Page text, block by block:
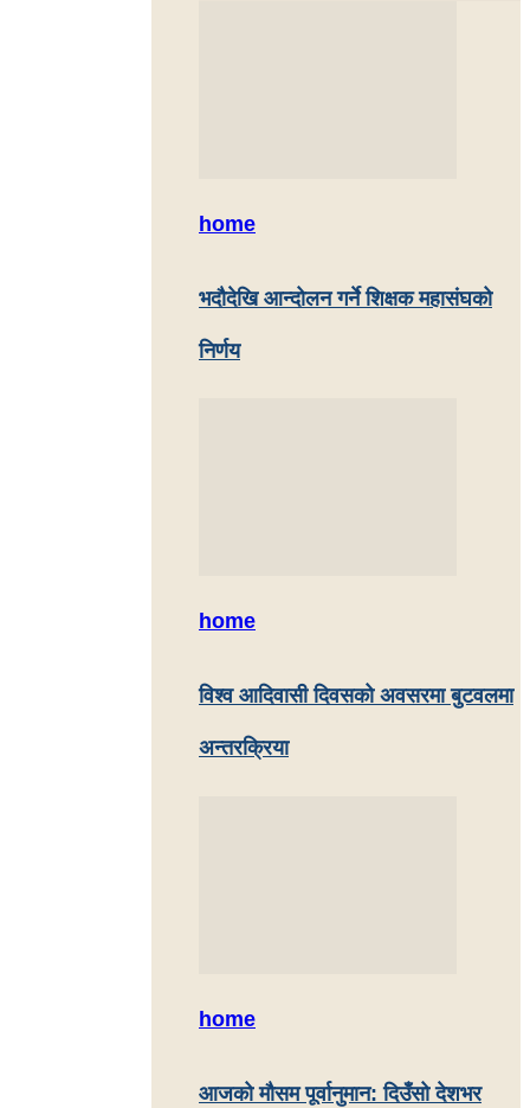
home
भदौदेखि आन्दोलन गर्ने शिक्षक महासंघको
निर्णय
home
विश्व आदिवासी दिवसको अवसरमा बुटवलमा
अन्तरक्रिया
home
आजको मौसम पूर्वानुमान: दिउँसो देशभर